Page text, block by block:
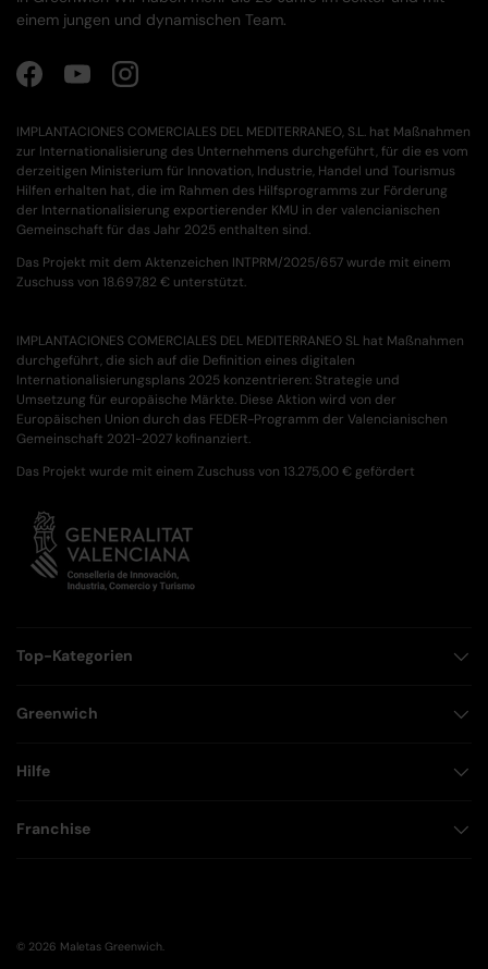
einem jungen und dynamischen Team.
FacebookYouTubeInstagram
IMPLANTACIONES COMERCIALES DEL MEDITERRANEO, S.L. hat Maßnahmen
zur Internationalisierung des Unternehmens durchgeführt, für die es vom
derzeitigen Ministerium für Innovation, Industrie, Handel und Tourismus
Hilfen erhalten hat, die im Rahmen des Hilfsprogramms zur Förderung
der Internationalisierung exportierender KMU in der valencianischen
Gemeinschaft für das Jahr 2025 enthalten sind.
Das Projekt mit dem Aktenzeichen INTPRM/2025/657 wurde mit einem
Zuschuss von 18.697,82 € unterstützt.
IMPLANTACIONES COMERCIALES DEL MEDITERRANEO SL hat Maßnahmen
durchgeführt, die sich auf die Definition eines digitalen
Internationalisierungsplans 2025 konzentrieren: Strategie und
Umsetzung für europäische Märkte. Diese Aktion wird von der
Europäischen Union durch das FEDER-Programm der Valencianischen
Gemeinschaft 2021-2027 kofinanziert.
Das Projekt wurde mit einem Zuschuss von 13.275,00 € gefördert
Top-Kategorien
Greenwich
Hilfe
Franchise
© 2026 Maletas Greenwich.